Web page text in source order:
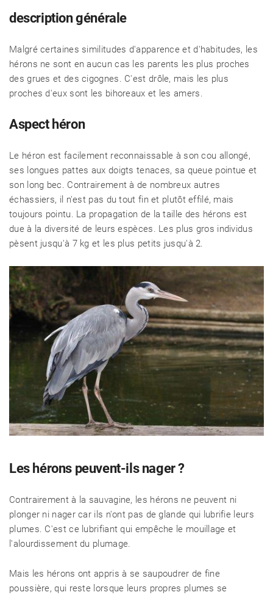
description générale
Malgré certaines similitudes d'apparence et d'habitudes, les
hérons ne sont en aucun cas les parents les plus proches
des grues et des cigognes. C'est drôle, mais les plus
proches d'eux sont les bihoreaux et les amers.
Aspect héron
Le héron est facilement reconnaissable à son cou allongé,
ses longues pattes aux doigts tenaces, sa queue pointue et
son long bec. Contrairement à de nombreux autres
échassiers, il n'est pas du tout fin et plutôt effilé, mais
toujours pointu. La propagation de la taille des hérons est
due à la diversité de leurs espèces. Les plus gros individus
pèsent jusqu'à 7 kg et les plus petits jusqu'à 2.
Les hérons peuvent-ils nager ?
Contrairement à la sauvagine, les hérons ne peuvent ni
plonger ni nager car ils n'ont pas de glande qui lubrifie leurs
plumes. C'est ce lubrifiant qui empêche le mouillage et
l'alourdissement du plumage.
Mais les hérons ont appris à se saupoudrer de fine
poussière, qui reste lorsque leurs propres plumes se